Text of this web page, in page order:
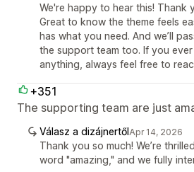
We're happy to hear this! Thank
Great to know the theme feels
has what you need. And we’ll
the support team too. If you
anything, always feel free to
+351
The supporting team are just
Válasz a dizájnertőlApr 14, 2026
Thank you so much! We’re
word "amazing," and we fully